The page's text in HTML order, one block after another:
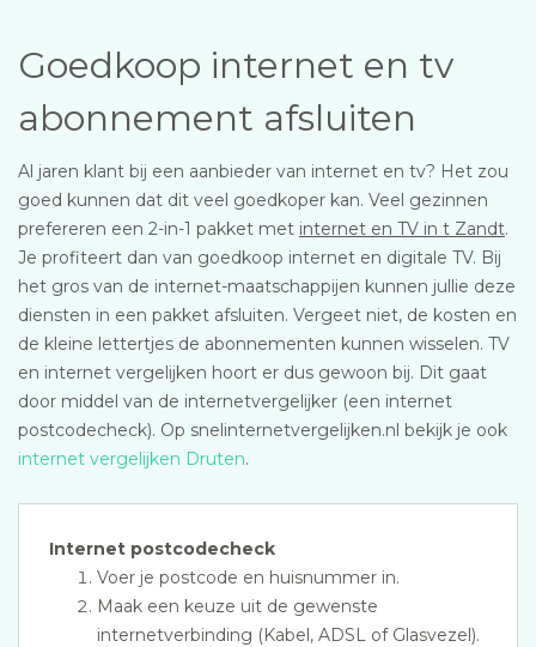
Goedkoop internet en tv
abonnement afsluiten
Al jaren klant bij een aanbieder van internet en tv? Het zou
goed kunnen dat dit veel goedkoper kan. Veel gezinnen
prefereren een 2-in-1 pakket met internet en TV in t Zandt.
Je profiteert dan van goedkoop internet en digitale TV. Bij
het gros van de internet-maatschappijen kunnen jullie deze
diensten in een pakket afsluiten. Vergeet niet, de kosten en
de kleine lettertjes de abonnementen kunnen wisselen. TV
en internet vergelijken hoort er dus gewoon bij. Dit gaat
door middel van de internetvergelijker (een internet
postcodecheck). Op snelinternetvergelijken.nl bekijk je ook
internet vergelijken Druten.
Internet postcodecheck
Voer je postcode en huisnummer in.
Maak een keuze uit de gewenste
internetverbinding (Kabel, ADSL of Glasvezel).